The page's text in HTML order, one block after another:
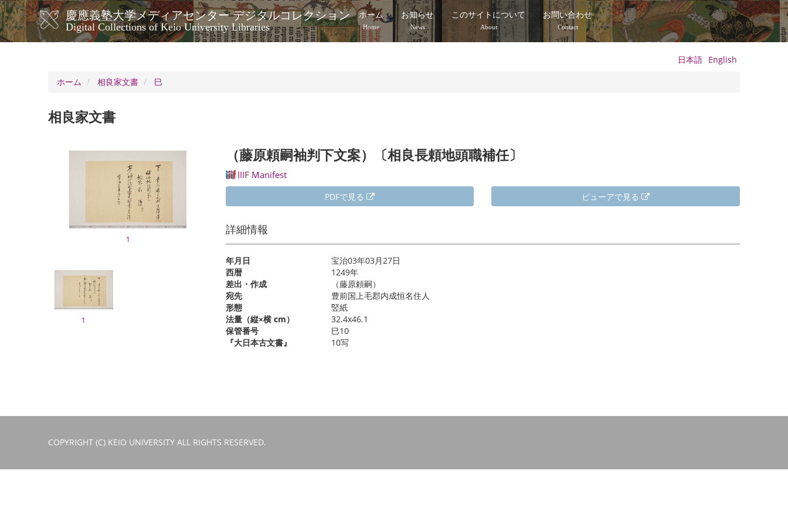
メ
イ
ン
コ
慶應義塾大学メディアセンター デジタルコレクション
Digital Collections of Keio University Libraries
メ
イ
ビ
ー
シ
ホーム
Home
お知らせ
News
このサイトについて
About
お問い合わせ
Contact
日本語 English
ホーム
相良家文書 巳
相良家文書
1
1
（藤原頼嗣袖判下文案）〔相良長頼地頭職補任〕
IIIF Manifest
PDFで見る ビューアで見る
詳細情報
年月日
宝治03年03月27日
西暦
1249年
差出・作成
（藤原頼嗣）
宛先
豊前国上毛郡内成恒名住人
形態
竪紙
法量（縦×横 cm）
32.4x46.1
保管番号
巳10
『大日本古文書』
10写
COPYRIGHT (C) KEIO UNIVERSITY ALL RIGHTS RESERVED.